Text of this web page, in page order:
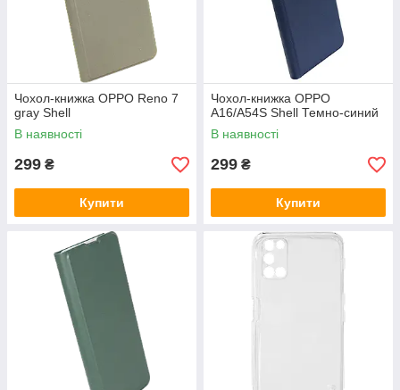
Чохол-книжка OPPO Reno 7
gray Shell
В наявності
299 ₴
Купити
Чохол-книжка OPPO
A16/A54S Shell Темно-синий
В наявності
299 ₴
Купити